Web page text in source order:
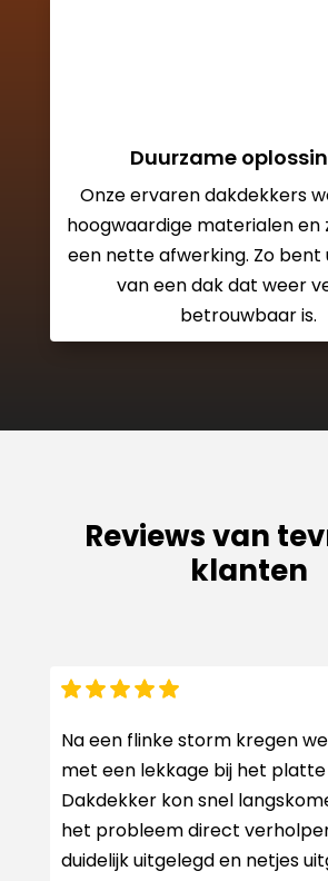
Duurzame
Onze ervaren dakdekkers
hoogwaardige materialen en
een nette afwerking. Zo bent
van een dak dat weer
betrouwbaar is.
Reviews van
klanten
Na een flinke storm kregen
met een lekkage bij het platte
Dakdekker kon snel
het probleem direct
duidelijk uitgelegd en netjes